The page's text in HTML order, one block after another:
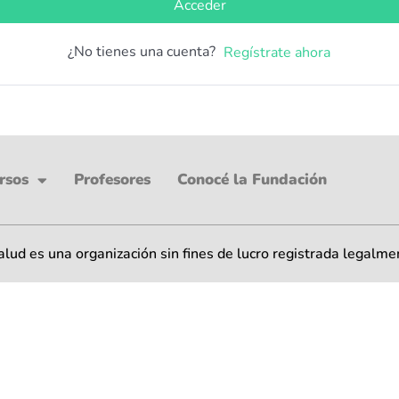
Acceder
¿No tienes una cuenta? Regístrate ahora
Profesores Conocé la Fundación
es una organización sin fines de lucro registrada